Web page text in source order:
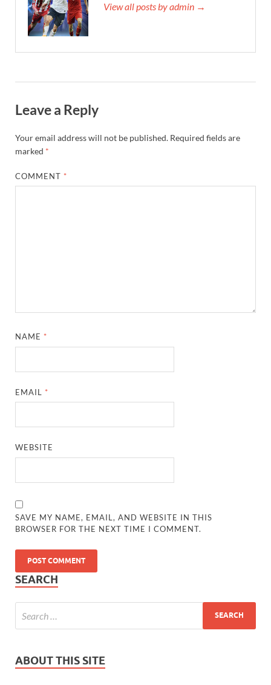
View all posts by admin →
Leave a Reply
Your email address will not be published. Required fields are
marked *
COMMENT *
NAME *
EMAIL *
WEBSITE
SAVE MY NAME, EMAIL, AND WEBSITE IN THIS
BROWSER FOR THE NEXT TIME I COMMENT.
SEARCH
ABOUT THIS SITE